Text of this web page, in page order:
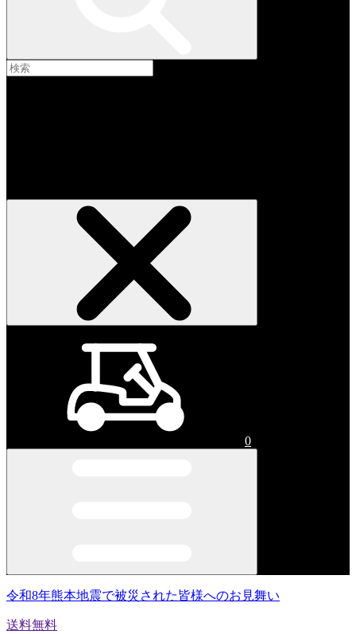
0
令和8年熊本地震で被災された皆様へのお見舞い
送料無料